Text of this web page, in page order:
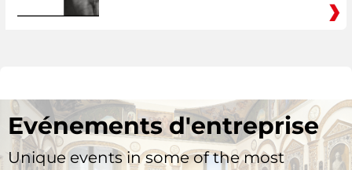
Evénements d'entreprise
Unique events in some of the most